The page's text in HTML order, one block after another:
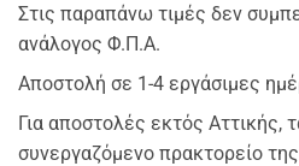
Στις παραπάνω τιμές δεν
ανάλογος Φ.Π.Α.
Αποστολή σε 1-4 εργάσιμες
Για αποστολές εκτός Αττικής,
συνεργαζόμενο πρακτορείο